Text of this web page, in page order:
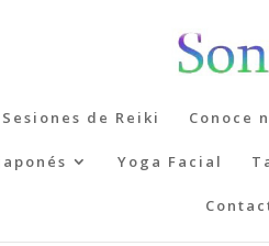
Sesiones de Reiki Conoce
Yoga Facial